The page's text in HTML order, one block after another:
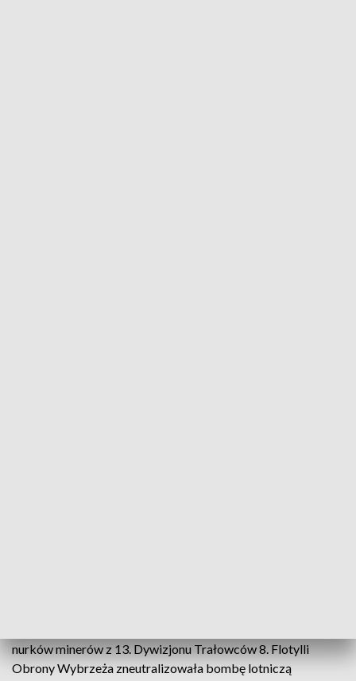
nurków minerów z 13. Dywizjonu Trałowców 8. Flotylli
Obrony Wybrzeża zneutralizowała bombę lotniczą